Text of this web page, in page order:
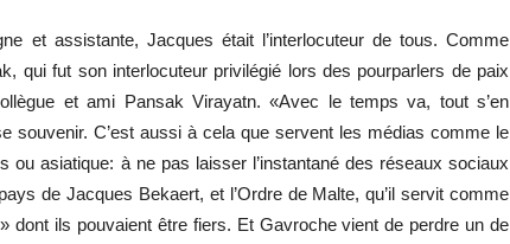
et assistante, Jacques était l’interlocuteur de tous. Comme
qui fut son interlocuteur privilégié lors des pourparlers de paix
et ami Pansak Virayatn. «Avec le temps va, tout s’en
C’est aussi à cela que servent les médias comme le
ou asiatique: à ne pas laisser l’instantané des réseaux sociaux
de Jacques Bekaert, et l’Ordre de Malte, qu’il servit comme
dont ils pouvaient être fiers. Et Gavroche vient de perdre un de